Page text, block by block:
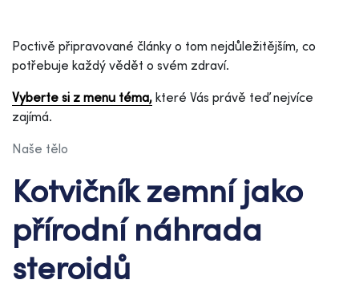
Poctivě připravované články o tom nejdůležitějším, co
potřebuje každý vědět o svém zdraví.
Vyberte si z menu téma, které Vás právě teď nejvíce
zajímá.
Naše tělo
Kotvičník zemní jako
přírodní náhrada
steroidů